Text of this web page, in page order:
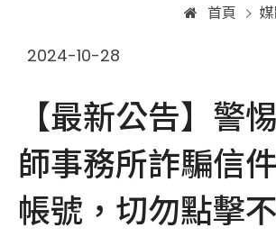
首頁
2024-10-28
【最新公告】警
師事務所詐騙信
帳號，切勿點擊